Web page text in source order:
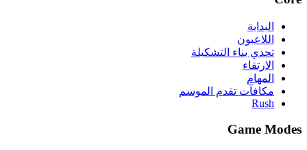
البداية
اللاعبون
تحدي بناء التشكيلة
الارتقاء
المهام
مكافآت تقدم الموسم
Rush
Game Modes